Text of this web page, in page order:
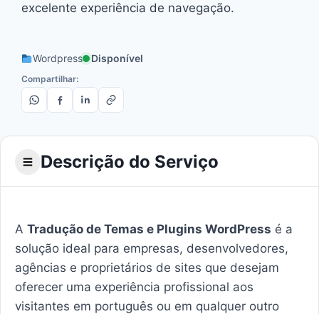
excelente experiência de navegação.
Wordpress Disponível
Compartilhar:
Descrição do Serviço
A Tradução de Temas e Plugins WordPress é a
solução ideal para empresas, desenvolvedores,
agências e proprietários de sites que desejam
oferecer uma experiência profissional aos
visitantes em português ou em qualquer outro